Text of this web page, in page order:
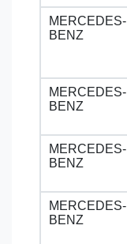
MERCEDES-
BENZ
MERCEDES-
BENZ
MERCEDES-
BENZ
MERCEDES-
BENZ